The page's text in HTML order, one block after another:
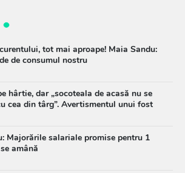
tot mai aproape! Maia Sandu:
de consumul nostru
hârtie, dar „socoteala de acasă nu se
cea din târg”. Avertismentul unui fost
Majorările salariale promise pentru 1
amână